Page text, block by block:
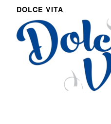
DOLCE VITA